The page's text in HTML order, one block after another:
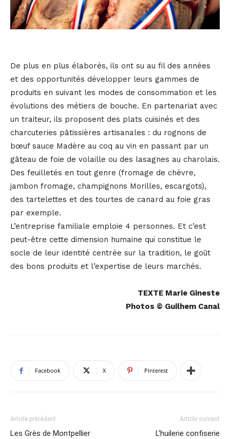
De plus en plus élaborés, ils ont su au fil des années
et des opportunités développer leurs gammes de
produits en suivant les modes de consommation et les
évolutions des métiers de bouche. En partenariat avec
un traiteur, ils proposent des plats cuisinés et des
charcuteries pâtissières artisanales : du rognons de
bœuf sauce Madère au coq au vin en passant par un
gâteau de foie de volaille ou des lasagnes au charolais.
Des feuilletés en tout genre (fromage de chèvre,
jambon fromage, champignons Morilles, escargots),
des tartelettes et des tourtes de canard au foie gras
par exemple.
L’entreprise familiale emploie 4 personnes. Et c’est
peut-être cette dimension humaine qui constitue le
socle de leur identité centrée sur la tradition, le goût
des bons produits et l’expertise de leurs marchés.
TEXTE Marie Gineste
Photos © Guilhem Canal
Facebook X Pinterest
Article précédent
Les Grès de Montpellier
Article suivant
L’huilerie confiserie